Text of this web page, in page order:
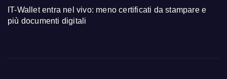
IT-Wallet entra nel vivo: meno certificati da stampare e
più documenti digitali